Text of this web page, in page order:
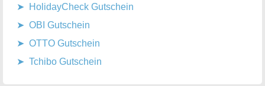
HolidayCheck Gutschein
OBI Gutschein
OTTO Gutschein
Tchibo Gutschein